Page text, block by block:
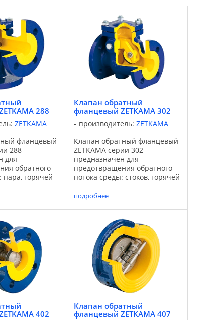
288
ZETKAMA
фланцевый
288
для
обратного
пара, горячей
агрессивных
энергетики,
Клапан обратный
фланцевый ZETKAMA 302
производитель: ZETKAMA
Клапан обратный фланцевый
ZETKAMA серии 302
предназначен для
предотвращения обратного
потока среды: стоков, горячей
воды, а также не агрессивных
систем очистки стоков,
промышленного
водоснабжения. ...
подробнее
402
Клапан обратный
фланцевый ZETKAMA 407